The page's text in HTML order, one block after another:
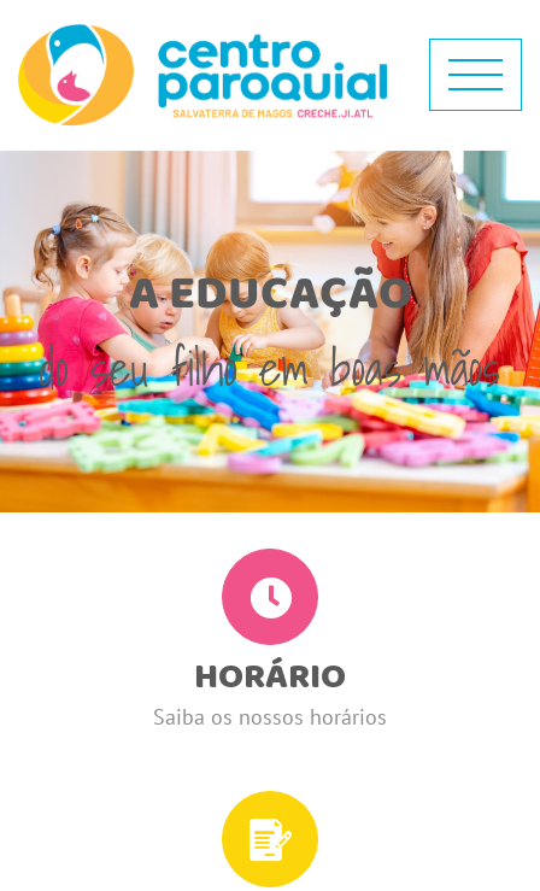
A EDUCAÇÃO
do seu filho em boas mãos
HORÁRIO
Saiba os nossos horários